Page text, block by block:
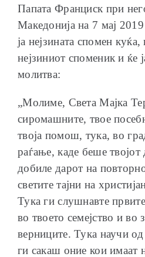
Папата Франциск при
Македонија на 7 мај
ја нејзината спомен
нејзиниот споменик и ќе
молитва:
„Молиме, Света Мајка
сиромашните, твое
твоја помош, тука, во
раѓање, каде беше
добиле дарот на
светите тајни на
Тука ги слушнавте
во твоето семејство и во
верниците. Тука научи
ги сакаш оние кои имаат